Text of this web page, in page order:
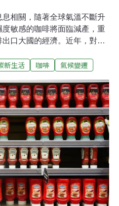
相關，隨著全球氣溫不斷升
敏感的咖啡將面臨減產，重
口大國的經濟。近年，對氣
咖啡是現代人生活中不可或
香氣細緻、溫和聞名，不僅
，長年在咖啡市場市佔第
佔率急起直追，不僅因為技
拉比卡，羅布斯塔被認為更
擊。不久的將來 羅布斯塔將
調查報告指出，氣候暖化已嚴
坦尚尼亞，氣溫每上升
137公斤。自1960 年代以
50%。該報告也預測，未來隨
面積
新生活 咖啡 氣候變遷